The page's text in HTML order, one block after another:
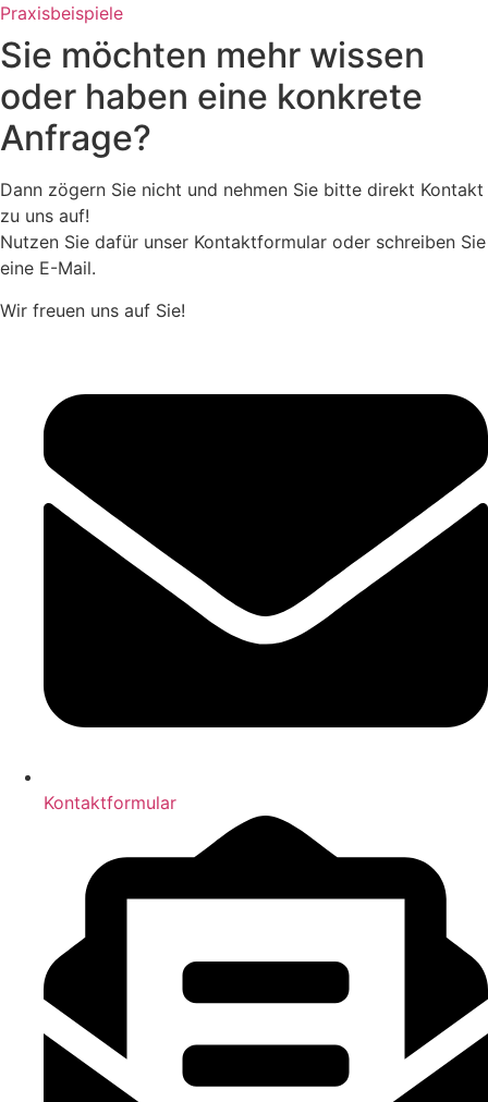
Praxisbeispiele
Sie möchten mehr wissen
oder haben eine konkrete
Anfrage?
Dann zögern Sie nicht und nehmen Sie bitte direkt Kontakt
zu uns auf!
Nutzen Sie dafür unser Kontaktformular oder schreiben Sie
eine E-Mail.
Wir freuen uns auf Sie!
Kontaktformular